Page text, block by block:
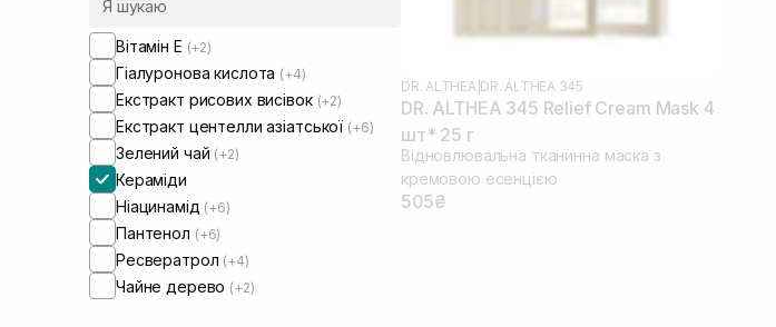
Вітамін Е (+2)
Гіалуронова кислота (+4)
Екстракт рисових висівок (+2)
Екстракт центелли азіатської (+6)
Зелений чай (+2)
Кераміди
Ніацинамід (+6)
Пантенол (+6)
Ресвератрол (+4)
Чайне дерево (+2)
DR. ALTHEA DR. ALTHEA 345
DR. ALTHEA 345 Relief Cream Mask 4
шт* 25 г
Відновлювальна тканинна маска з
кремовою есенцією
505₴